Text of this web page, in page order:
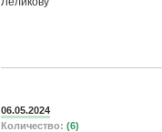
06.05.2024
Количество: (6)